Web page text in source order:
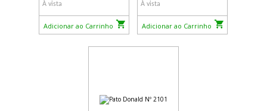
À vista
Adicionar ao Carrinho
À vista
Adicionar ao Carrinho